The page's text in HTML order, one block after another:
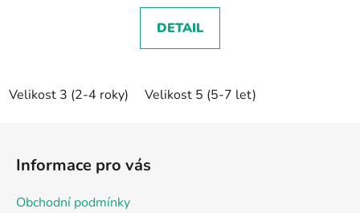
DETAIL
Velikost 3 (2-4 roky) Velikost 5 (5-7 let)
Informace pro vás
Obchodní podmínky